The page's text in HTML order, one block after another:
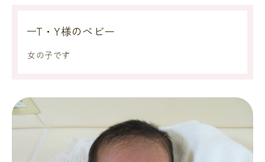
T・Y様のベビー
女の子です